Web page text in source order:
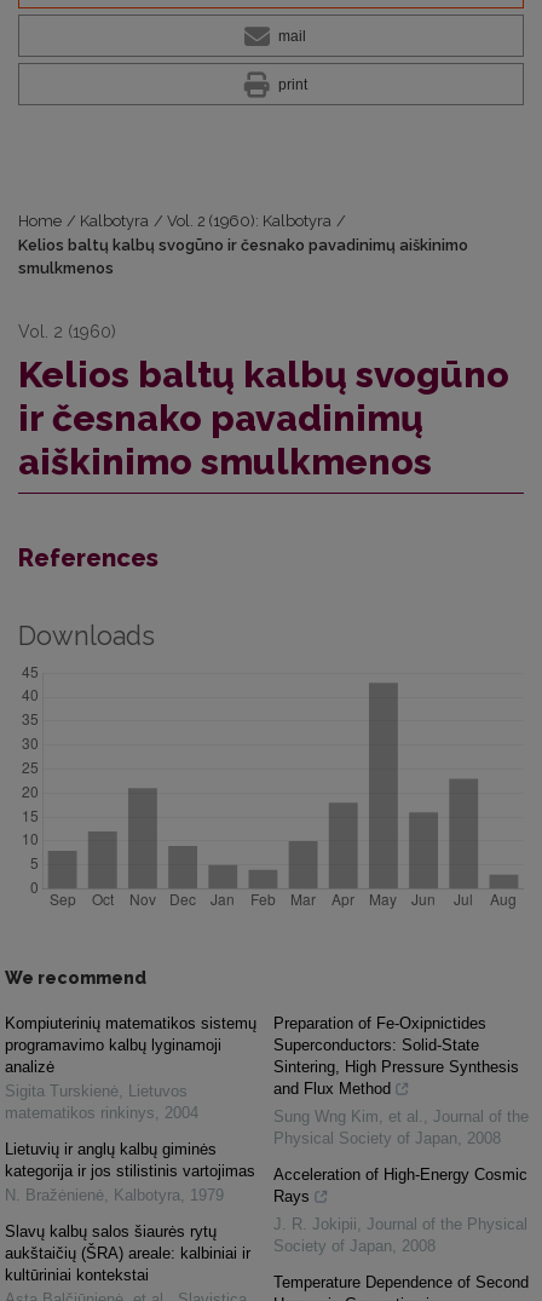
mail
print
Home / Kalbotyra / Vol. 2 (1960): Kalbotyra /
Kelios baltų kalbų svogūno ir česnako pavadinimų aiškinimo
smulkmenos
Vol. 2 (1960)
Kelios baltų kalbų svogūno
ir česnako pavadinimų
aiškinimo smulkmenos
References
Downloads
We recommend
Kompiuterinių matematikos sistemų
programavimo kalbų lyginamoji
analizė
Sigita Turskienė, Lietuvos
matematikos rinkinys, 2004
Lietuvių ir anglų kalbų giminės
kategorija ir jos stilistinis vartojimas
N. Bražėnienė, Kalbotyra, 1979
Slavų kalbų salos šiaurės rytų
aukštaičių (ŠRA) areale: kalbiniai ir
kultūriniai kontekstai
Preparation of Fe-Oxipnictides
Superconductors: Solid-State
Sintering, High Pressure Synthesis
and Flux Method
Sung Wng Kim, et al. , Journal of the
Physical Society of Japan, 2008
Acceleration of High-Energy Cosmic
Rays
J. R. Jokipii, Journal of the Physical
Society of Japan, 2008
Temperature Dependence of Second